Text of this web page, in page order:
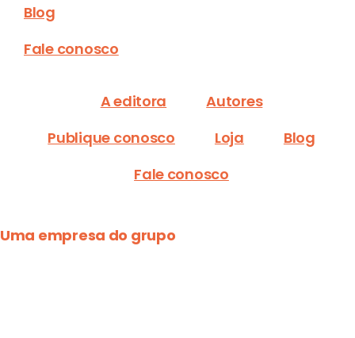
Blog
Fale conosco
A editora
Autores
Publique conosco
Loja
Blog
Fale conosco
Uma empresa do grupo